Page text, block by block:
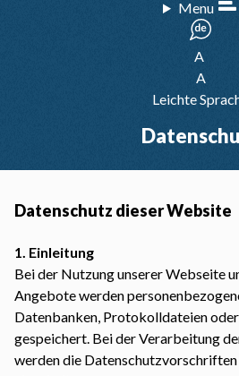
Menu
A
A
Leichte
Datenschutz dieser Website
1. Einleitung
Bei der Nutzung unserer Webseite
Angebote werden
Datenbanken, Protokolldateien
gespeichert. Bei der Verarbeitung
werden die Datenschutzvorschriften